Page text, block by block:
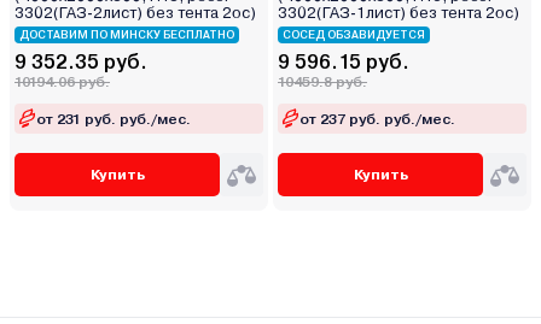
3302(ГАЗ-2лист) без тента 2ос)
ДОСТАВИМ ПО МИНСКУ БЕСПЛАТНО
9 352.35 руб.
10194.06 руб.
от 231 руб. руб./мес.
Купить
3302(ГАЗ-1лист) без тента 2ос)
СОСЕД ОБЗАВИДУЕТСЯ
9 596.15 руб.
10459.8 руб.
от 237 руб. руб./мес.
Купить